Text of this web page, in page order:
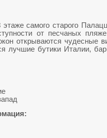
этаже самого старого
от песчаных
открываются чудесные
лучшие бутики Италии,